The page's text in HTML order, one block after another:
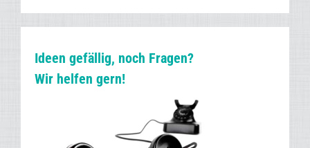
Ideen gefällig, noch Fragen?
Wir helfen gern!